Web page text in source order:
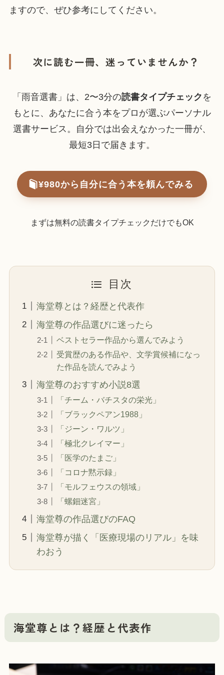
ますので、ぜひ参考にしてください。
次に読む一冊、迷っていませんか？
「雨音選書」は、2〜3分の読書タイプチェック を
もとに、あなたに合う本をプロが選ぶパーソナル
選書サービス。自分では出会えなかった一冊が、
最短3日で届きます。
¥980から自分に合う本を頼んでみる
まずは無料の読書タイプチェックだけでもOK
目次
海堂尊とは？経歴と代表作
海堂尊の作品選びに迷ったら
ベストセラー作品から選んでみよう
受賞歴のある作品や、文学賞候補になっ
た作品を読んでみよう
海堂尊のおすすめ小説8選
「チーム・バチスタの栄光」
「ブラックペアン1988」
「ジーン・ワルツ」
「極北クレイマー」
「医学のたまご」
「コロナ黙示録」
「モルフェウスの領域」
「螺鈿迷宮」
海堂尊の作品選びのFAQ
海堂尊が描く「医療現場のリアル」を味
わおう
海堂尊とは？経歴と代表作